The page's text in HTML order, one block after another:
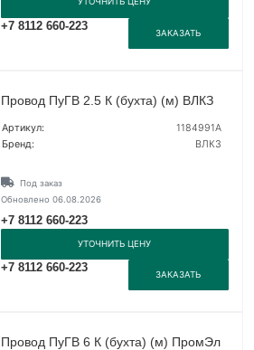
+7 8112 660-223
ЗАКАЗАТЬ
Провод ПуГВ 2.5 К (бухта) (м) ВЛКЗ
Артикул:
1184991А
Бренд:
ВЛКЗ
Под заказ
Обновлено 06.08.2026
+7 8112 660-223
УТОЧНИТЬ ЦЕНУ
+7 8112 660-223
ЗАКАЗАТЬ
Провод ПуГВ 6 К (бухта) (м) ПромЭл